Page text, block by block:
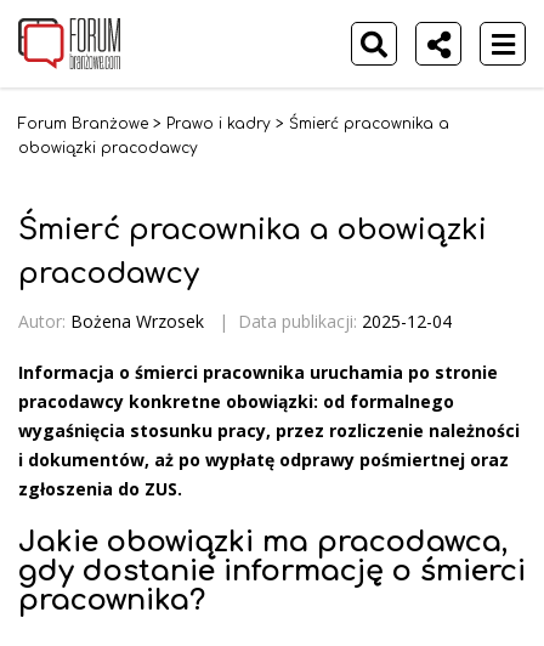
Forum Branżowe > Prawo i kadry > Śmierć pracownika a
obowiązki pracodawcy
Śmierć pracownika a obowiązki
pracodawcy
Autor: Bożena Wrzosek | Data publikacji: 2025-12-04
Informacja o śmierci pracownika uruchamia po stronie
pracodawcy konkretne obowiązki: od formalnego
wygaśnięcia stosunku pracy, przez rozliczenie należności
i dokumentów, aż po wypłatę odprawy pośmiertnej oraz
zgłoszenia do ZUS.
Jakie obowiązki ma pracodawca,
gdy dostanie informację o śmierci
pracownika?